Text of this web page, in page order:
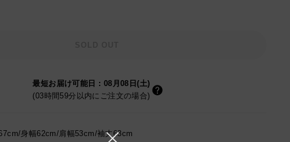
最短お届け可能日 : 08月08日(土)
(03時間59分以内にご注文の場合)
身幅62cm/肩幅53cm/袖丈63cm